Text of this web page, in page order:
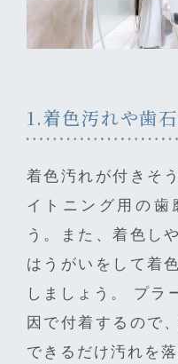
1.着色汚れや歯
着色汚れが付きそ
イトニング用の歯
う。また、着色し
はうがいをして着
しましょう。 プラ
因で付着するので
できるだけ汚れを